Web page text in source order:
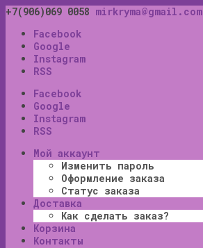
+7(906)069 0058 mirkryma@gmail.com
Facebook
Google
Instagram
RSS
Facebook
Google
Instagram
RSS
Мой аккаунт
Изменить пароль
Оформление заказа
Статус заказа
Доставка
Как сделать заказ?
Корзина
Контакты